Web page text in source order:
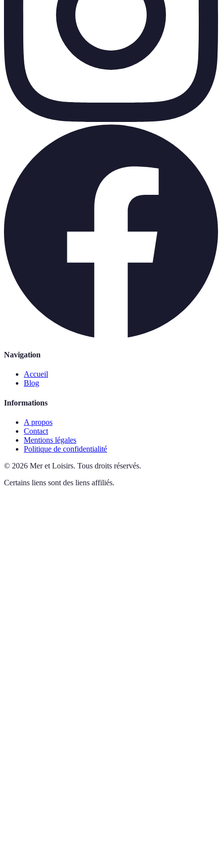
Navigation
Accueil
Blog
Informations
A propos
Contact
Mentions légales
Politique de confidentialité
© 2026 Mer et Loisirs. Tous droits réservés.
Certains liens sont des liens affiliés.